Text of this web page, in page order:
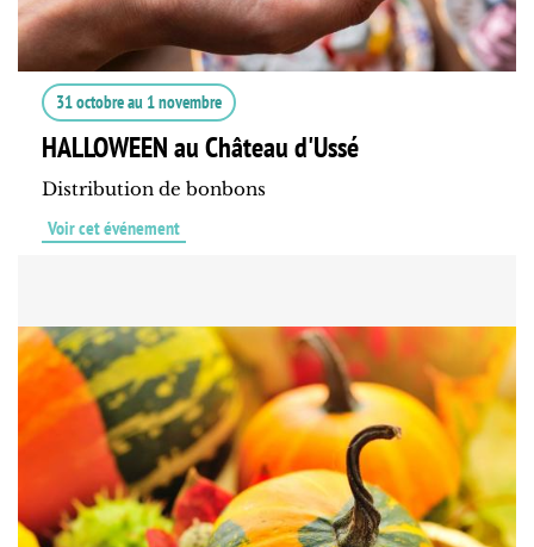
31 octobreau 1 novembre
HALLOWEEN au Château d'Ussé
Distribution de bonbons
Voir cet événement